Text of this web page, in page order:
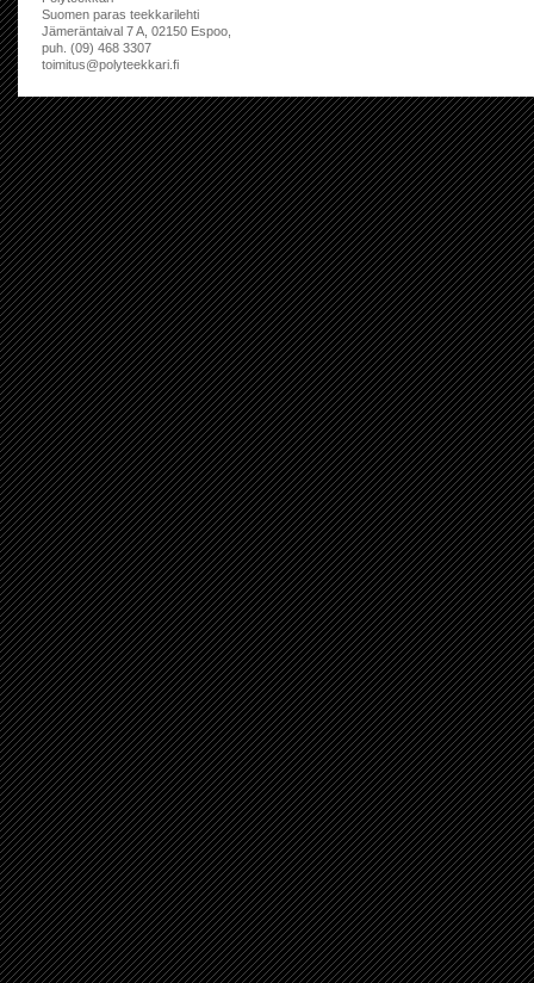
Suomen paras teekkarilehti
Jämeräntaival 7 A, 02150 Espoo,
puh. (09) 468 3307
toimitus@polyteekkari.fi